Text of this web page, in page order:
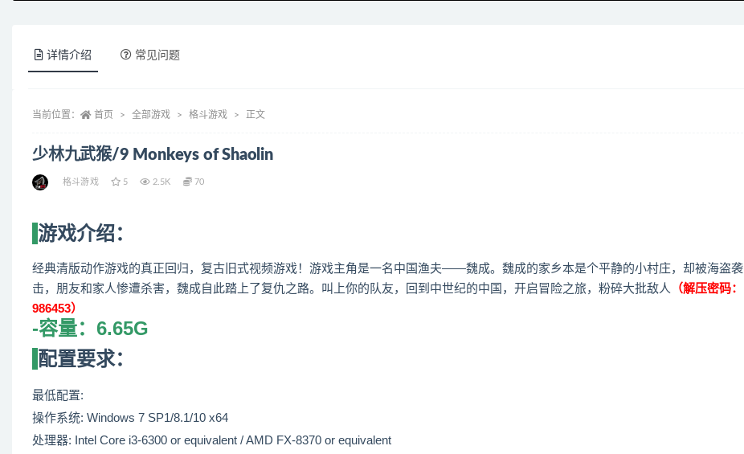
详情介绍 常见问题
当前位置： 首页 全部游戏 格斗游戏 正文
少林九武猴/9 Monkeys of Shaolin
格斗游戏 5 2.5K 70
游戏介绍：
经典清版动作游戏的真正回归，复古旧式视频游戏！游戏主角是一名中国渔夫——魏成。魏成的家乡本是个平静的小村庄，却被海盗袭
击，朋友和家人惨遭杀害，魏成自此踏上了复仇之路。叫上你的队友，回到中世纪的中国，开启冒险之旅，粉碎大批敌人
（解压密码：
986453）
-容量：6.65G
配置要求：
最低配置:
操作系统: Windows 7 SP1/8.1/10 x64
处理器: Intel Core i3-6300 or equivalent / AMD FX-8370 or equivalent